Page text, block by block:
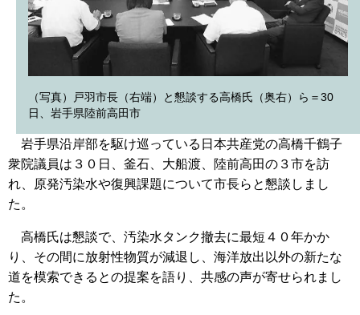
（写真）戸羽市長（右端）と懇談する高橋氏（奥右）ら＝30
日、岩手県陸前高田市
岩手県沿岸部を駆け巡っている日本共産党の高橋千鶴子
衆院議員は３０日、釜石、大船渡、陸前高田の３市を訪
れ、原発汚染水や復興課題について市長らと懇談しまし
た。
高橋氏は懇談で、汚染水タンク撤去に最短４０年かか
り、その間に放射性物質が減退し、海洋放出以外の新たな
道を模索できるとの提案を語り、共感の声が寄せられまし
た。